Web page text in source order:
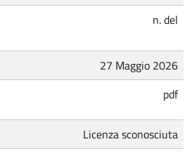
n. del
27 Maggio 2026
pdf
Licenza sconosciuta